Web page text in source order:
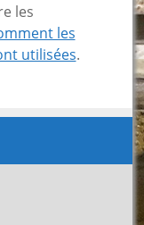
les
les
utilisées.